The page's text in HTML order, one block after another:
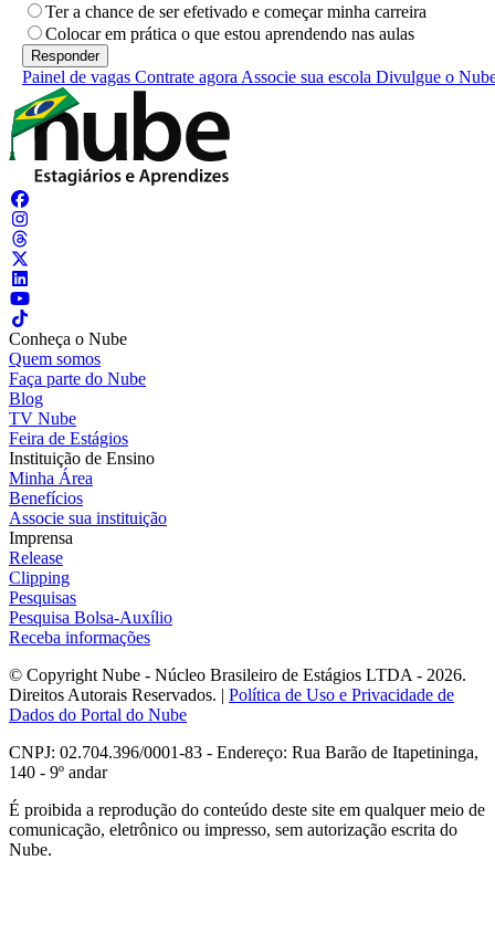
Ter a chance de ser efetivado e começar minha carreira
Colocar em prática o que estou aprendendo nas aulas
Painel de vagas Contrate agora Associe sua escola Divulgue o
Conheça o Nube
Quem somos
Faça parte do Nube
Blog
TV Nube
Feira de Estágios
Instituição de Ensino
Minha Área
Benefícios
Associe sua instituição
Imprensa
Release
Clipping
Pesquisas
Pesquisa Bolsa-Auxílio
Receba informações
© Copyright Nube - Núcleo Brasileiro de Estágios LTDA - 2026.
Direitos Autorais Reservados. | Política de Uso e Privacidade de
Dados do Portal do Nube
CNPJ: 02.704.396/0001-83 - Endereço: Rua Barão de Itapetininga,
140 - 9º andar
É proibida a reprodução do conteúdo deste site em qualquer meio de
comunicação, eletrônico ou impresso, sem autorização escrita do
Nube.